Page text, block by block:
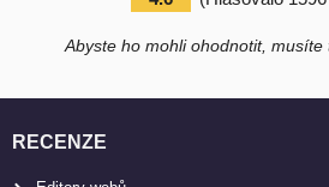
Abyste ho mohli ohodnotit,
RECENZE